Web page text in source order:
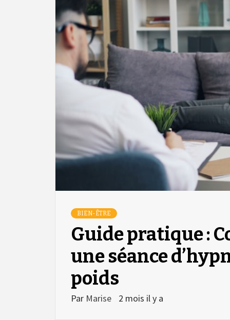
BIEN-ÊTRE
Guide pratique :
une séance
poids
Par Marise 2 mois il y a